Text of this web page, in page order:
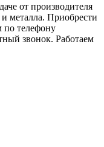
от производителя
металла. Приобрести
по телефону
звонок. Работаем